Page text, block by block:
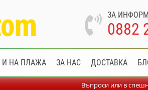
ЗА
0882
И НА ПЛАЖА ЗА НАС ДОСТАВКА
Въпроси или в